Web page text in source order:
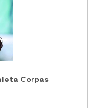
Corpas